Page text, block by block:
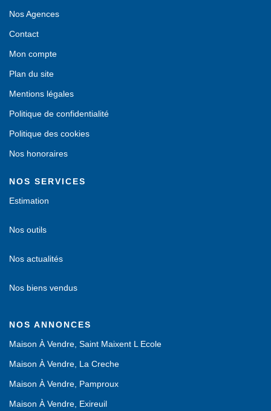
Nos Agences
Contact
Mon compte
Plan du site
Mentions légales
Politique de confidentialité
Politique des cookies
Nos honoraires
NOS SERVICES
Estimation
Nos outils
Nos actualités
Nos biens vendus
NOS ANNONCES
Maison À Vendre, Saint Maixent L Ecole
Maison À Vendre, La Creche
Maison À Vendre, Pamproux
Maison À Vendre, Exireuil